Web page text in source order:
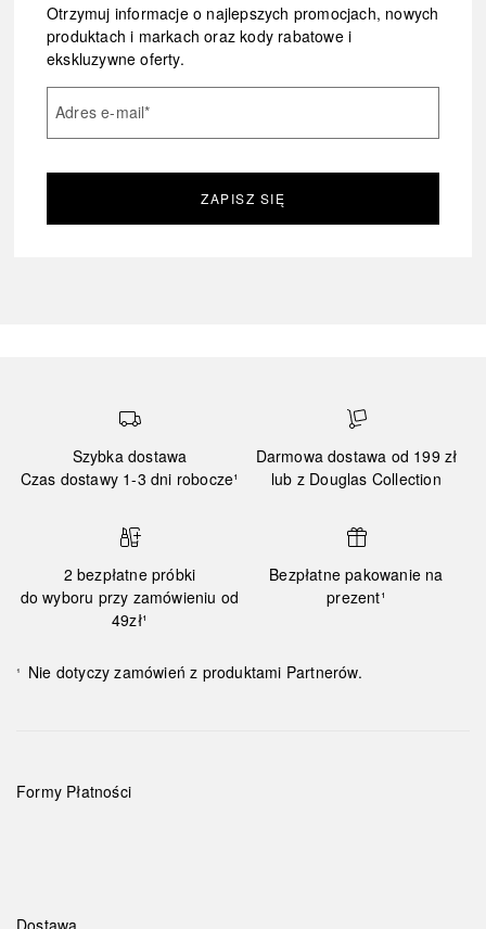
Otrzymuj informacje o najlepszych promocjach, nowych
produktach i markach oraz kody rabatowe i
ekskluzywne oferty.
Adres e-mail*
ZAPISZ SIĘ
Szybka dostawa
Czas dostawy 1-3 dni robocze¹
Darmowa dostawa od 199 zł
lub z Douglas Collection
2 bezpłatne próbki
do wyboru przy zamówieniu od
49zł¹
Bezpłatne pakowanie na
prezent¹
¹ Nie dotyczy zamówień z produktami Partnerów.
Formy Płatności
Dostawa